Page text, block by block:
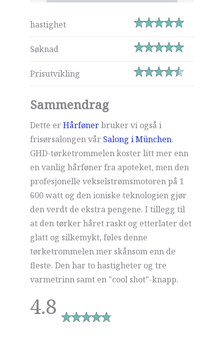
hastighet
Søknad
Prisutvikling
Sammendrag
Dette erHårfønerbruker vi også i
frisørsalongen vår Salong i München.
GHD-tørketrommelen koster litt mer enn
en vanlig hårføner fra apoteket, men den
profesjonelle vekselstrømsmotoren på 1
600 watt og den ioniske teknologien gjør
den verdt de ekstra pengene. I tillegg til
at den tørker håret raskt og etterlater det
glatt og silkemykt, føles denne
tørketrommelen mer skånsom enn de
fleste. Den har to hastigheter og tre
varmetrinn samt en "cool shot"-knapp.
4.8